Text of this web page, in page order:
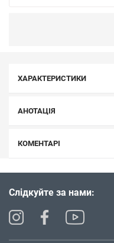
ХАРАКТЕРИСТИКИ
АНОТАЦІЯ
КОМЕНТАРІ
Слідкуйте за нами: